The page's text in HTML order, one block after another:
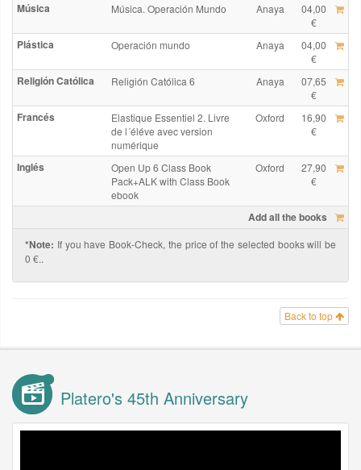
Música Música. Operación Mundo Anaya
04,00
€
Plástica Operación mundo Anaya
04,00
€
Religión Católica Religión Católica 6 Anaya
07,65
€
Francés
Elastique Essentiel 2. Livre
de l´éléve avec version
numérique
Oxford
16,90
€
Inglés
Open Up 6 Class Book
Pack+ALK with Class Book
ebook
Oxford
27,90
€
Add all the books
*Note: If you have Book-Check, the price of the selected books will be
0 €..
Back to top
Platero's 45th Anniversary